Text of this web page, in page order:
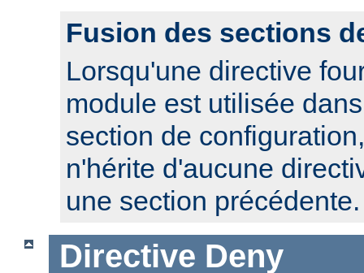
Fusion des sections
Lorsqu'une directive
module est utilisée
section de
n'hérite d'aucune
une section précédente.
Directive Deny